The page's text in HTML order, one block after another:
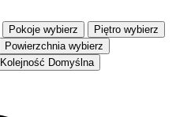
Pokoje wybierz Piętro wybierz
Powierzchnia wybierz
Kolejność Domyślna